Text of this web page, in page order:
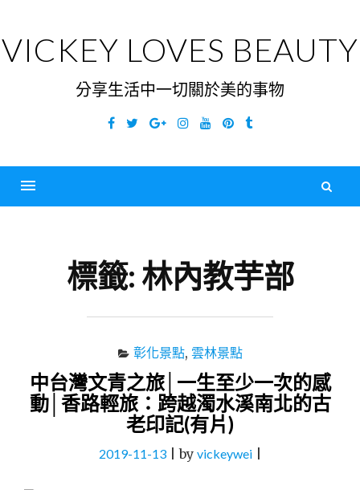
content
VICKEY LOVES BEAUTY
分享生活中一切關於美的事物
Facebook
TwitterGoogleInstagramYouTubePinterest
Tumblr
標籤: 林內教芋部
彰化景點, 雲林景點
中台灣文青之旅│一生至少一次的感
動│香路輕旅：跨越濁水溪南北的古
老印記(有片)
2019-11-13|by vickeywei|